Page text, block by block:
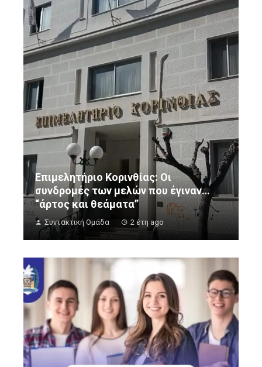
Επιμελητήριο Κορινθίας: Οι
συνδρομές των μελών που έγιναν…
“άρτος και θεάματα”
Συντακτική Ομάδα 2 έτη ago